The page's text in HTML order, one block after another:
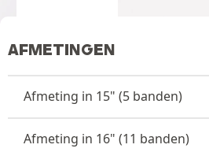
AFMETINGEN
Afmeting in 15" (5 banden)
Afmeting in 16" (11 banden)